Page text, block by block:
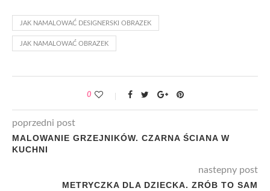
JAK NAMALOWAĆ DESIGNERSKI OBRAZEK
JAK NAMALOWAĆ OBRAZEK
0
poprzedni post
MALOWANIE GRZEJNIKÓW. CZARNA ŚCIANA W
KUCHNI
nastepny post
METRYCZKA DLA DZIECKA. ZRÓB TO SAM